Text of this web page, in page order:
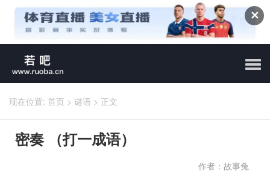
✕
现在位置: 首页 > 谜语 > 正文
密奏 （打一成语）
作者：故事兔